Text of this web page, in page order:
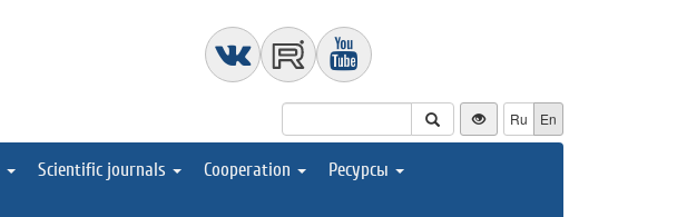
Ru En
Scientific journals Cooperation Ресурсы